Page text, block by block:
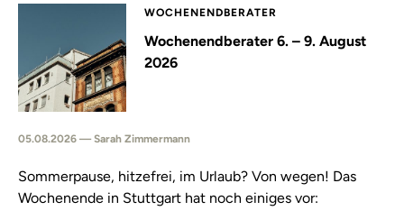
WOCHENENDBERATER
Wochenendberater 6. – 9. August
2026
05.08.2026 — Sarah Zimmermann
Sommerpause, hitzefrei, im Urlaub? Von wegen! Das
Wochenende in Stuttgart hat noch einiges vor: